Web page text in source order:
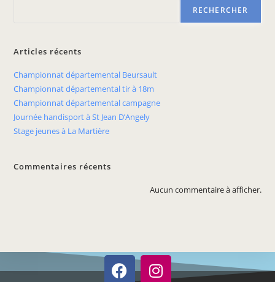
RECHERCHER
Articles récents
Championnat départemental Beursault
Championnat départemental tir à 18m
Championnat départemental campagne
Journée handisport à St Jean D’Angely
Stage jeunes à La Martière
Commentaires récents
Aucun commentaire à afficher.